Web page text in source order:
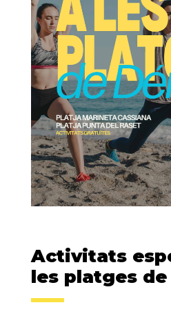
Activitats
les platges de